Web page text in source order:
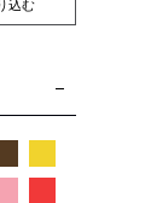
込む